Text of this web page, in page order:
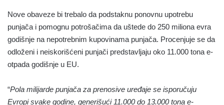
Nove obaveze bi trebalo da podstaknu ponovnu upotrebu
punjača i pomognu potrošačima da uštede do 250 miliona evra
godišnje na nepotrebnim kupovinama punjača. Procenjuje se da
odloženi i neiskorišćeni punjači predstavljaju oko 11.000 tona e-
otpada godišnje u EU.
“Pola milijarde punjača za prenosive uređaje se isporučuju
Evropi svake godine, generišući 11.000 do 13.000 tona e-